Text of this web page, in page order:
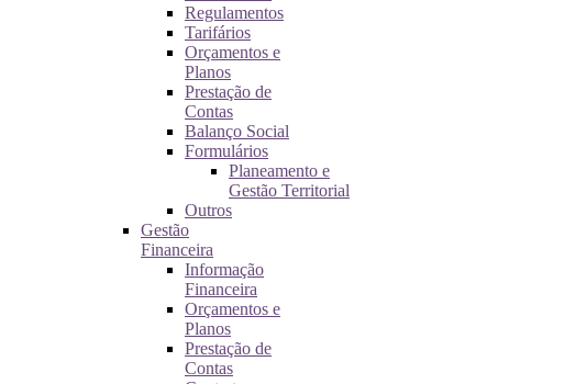
Regulamentos
Tarifários
Orçamentos e
Planos
Prestação de
Contas
Balanço Social
Formulários
Planeamento e
Gestão Territorial
Outros
Gestão
Financeira
Informação
Financeira
Orçamentos e
Planos
Prestação de
Contas